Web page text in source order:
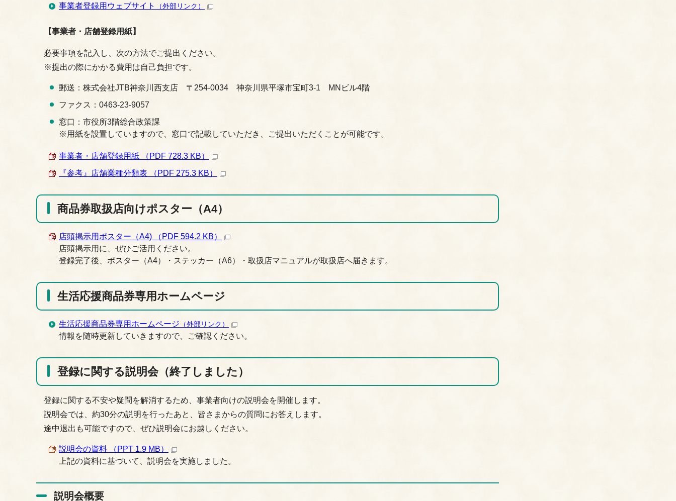
事業者登録用ウェブサイト （外部リンク）
【事業者・店舗登録用紙】
必要事項を記入し、次の方法でご提出ください。
※提出の際にかかる費用は自己負担です。
郵送：株式会社JTB神奈川西支店 〒254-0034 神奈川県平塚市宝町3-1 MNビル4階
ファクス：0463-23-9057
窓口：市役所3階総合政策課
※用紙を設置していますので、窓口で記載していただき、ご提出いただくことが可能です。
事業者・店舗登録用紙 （PDF 728.3 KB）
『参考』店舗業種分類表 （PDF 275.3 KB）
商品券取扱店向けポスター（A4）
店頭掲示用ポスター（A4) （PDF 594.2 KB）
店頭掲示用に、ぜひご活用ください。
登録完了後、ポスター（A4）・ステッカー（A6）・取扱店マニュアルが取扱店へ届きます。
生活応援商品券専用ホームページ
生活応援商品券専用ホームページ （外部リンク）
情報を随時更新していきますので、ご確認ください。
登録に関する説明会（終了しました）
登録に関する不安や疑問を解消するため、事業者向けの説明会を開催します。
説明会では、約30分の説明を行ったあと、皆さまからの質問にお答えします。
途中退出も可能ですので、ぜひ説明会にお越しください。
説明会の資料 （PPT 1.9 MB）
上記の資料に基づいて、説明会を実施しました。
説明会概要